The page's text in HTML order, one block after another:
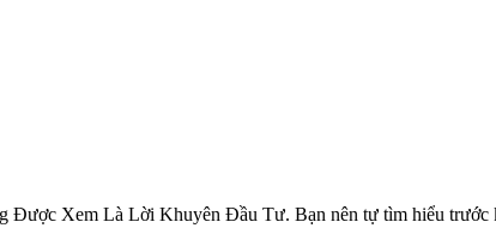
Xem Là Lời Khuyên Đầu Tư. Bạn nên tự tìm hiểu trước